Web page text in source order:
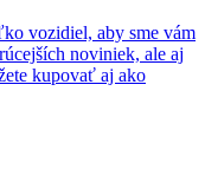
vozidiel, aby sme vám
noviniek, ale aj
kupovať aj ako